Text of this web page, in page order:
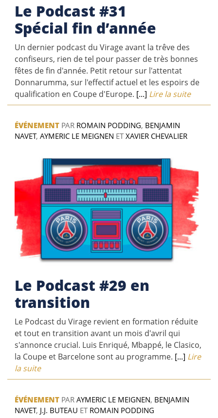
Le Podcast #31
Spécial fin d’année
Un dernier podcast du Virage avant la trêve des
confiseurs, rien de tel pour passer de très bonnes
fêtes de fin d'année. Petit retour sur l'attentat
Donnarumma, sur l'effectif actuel et les espoirs de
qualification en Coupe d'Europe. [...] Lire la suite
ÉVÉNEMENT PAR ROMAIN PODDING, BENJAMIN
NAVET, AYMERIC LE MEIGNEN ETXAVIER CHEVALIER
Le Podcast #29 en
transition
Le Podcast du Virage revient en formation réduite
et tout en transition avant un mois d'avril qui
s'annonce crucial. Luis Enriqué, Mbappé, le Clasico,
la Coupe et Barcelone sont au programme. [...] Lire
la suite
ÉVÉNEMENT PAR AYMERIC LE MEIGNEN, BENJAMIN
NAVET, J.J. BUTEAU ET ROMAIN PODDING